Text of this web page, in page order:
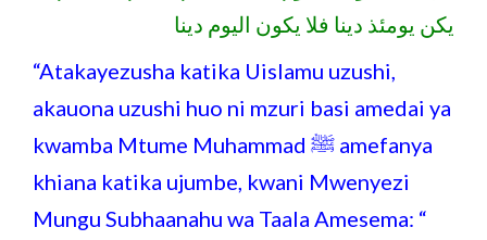
يكن يومئذ دينا فلا يكون اليوم دينا
“Atakayezusha katika Uislamu uzushi,
akauona uzushi huo ni mzuri basi amedai ya
kwamba Mtume Muhammad ﷺ amefanya
khiana katika ujumbe, kwani Mwenyezi
Mungu Subhaanahu wa Taala Amesema: “